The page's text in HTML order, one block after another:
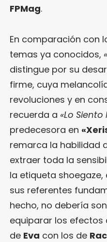
FPMag.
En comparación con
temas ya conocidos,
distingue por su
firme, cuya
revoluciones y en
recuerda a «Lo
predecesora en
remarca la habilidad
extraer toda la
la etiqueta shoegaze,
sus referentes
hecho, no debería
equiparar los efectos
de Eva con los de